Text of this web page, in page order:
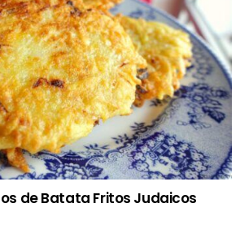
de Batata Fritos Judaicos